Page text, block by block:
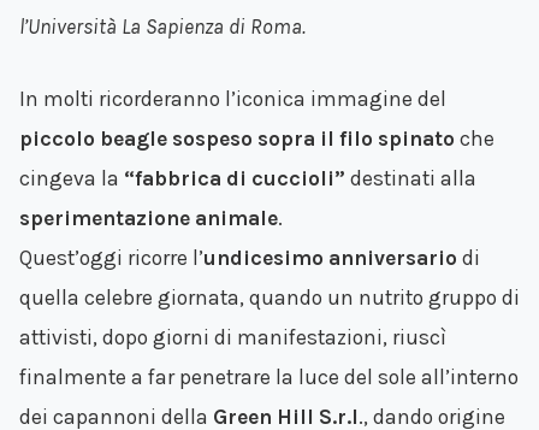
l’Università La Sapienza di Roma.
In molti ricorderanno l’iconica immagine del
piccolo beagle sospeso sopra il filo spinato che
cingeva la “fabbrica di cuccioli” destinati alla
sperimentazione animale.
Quest’oggi ricorre l’undicesimo anniversario di
quella celebre giornata, quando un nutrito gruppo di
attivisti, dopo giorni di manifestazioni, riuscì
finalmente a far penetrare la luce del sole all’interno
dei capannoni della Green Hill S.r.l., dando origine